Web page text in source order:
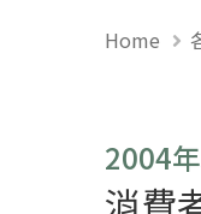
Home
2004
消費